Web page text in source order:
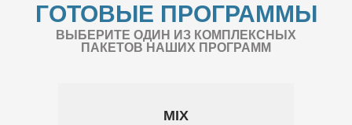
ГОТОВЫЕ ПРОГРАММЫ
ВЫБЕРИТЕ ОДИН ИЗ КОМПЛЕКСНЫХ
ПАКЕТОВ НАШИХ ПРОГРАММ
MIX